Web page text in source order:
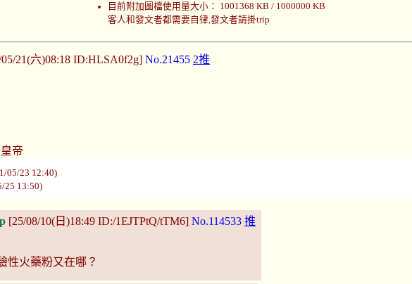
目前附加圖檔使用量大小： 1001368 KB / 1000000 KB
客人和發文者都需要自律,發文者請掛trip
05/21(六)08:18 ID:HLSA0f2g] No.21455 2推
帝
05/23 12:40)
25 13:50)
[25/08/10(日)18:49 ID:/1EJTPtQ/tTM6] No.114533 推
性火藥粉又在哪？